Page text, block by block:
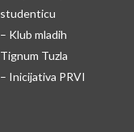
studenticu
– Klub mladih
Tignum Tuzla
– Inicijativa PRVI